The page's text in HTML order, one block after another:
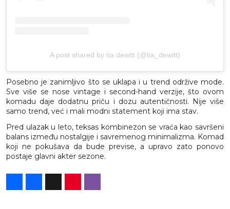
A post shared by tia dewitt (@tia_dewitt)
Posebno je zanimljivo što se uklapa i u trend održive mode.
Sve više se nose vintage i second-hand verzije, što ovom
komadu daje dodatnu priču i dozu autentičnosti. Nije više
samo trend, već i mali modni statement koji ima stav.
Pred ulazak u leto, teksas kombinezon se vraća kao savršeni
balans između nostalgije i savremenog minimalizma. Komad
koji ne pokušava da bude previse, a upravo zato ponovo
postaje glavni akter sezone.